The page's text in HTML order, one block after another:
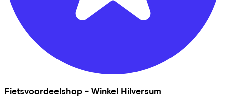
Fietsvoordeelshop - Winkel Hilversum